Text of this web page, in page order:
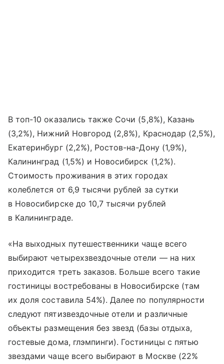
В топ-10 оказались также Сочи (5,8%), Казань
(3,2%), Нижний Новгород (2,8%), Краснодар (2,5%),
Екатеринбург (2,2%), Ростов-на-Дону (1,9%),
Калининград (1,5%) и Новосибирск (1,2%).
Стоимость проживания в этих городах
колеблется от 6,9 тысячи рублей за сутки
в Новосибирске до 10,7 тысячи рублей
в Калининграде.
«На выходных путешественники чаще всего
выбирают четырехзвездочные отели — на них
приходится треть заказов. Больше всего такие
гостиницы востребованы в Новосибирске (там
их доля составила 54%). Далее по популярности
следуют пятизвездочные отели и различные
объекты размещения без звезд (базы отдыха,
гостевые дома, глэмпинги). Гостиницы с пятью
звездами чаще всего выбирают в Москве (22%